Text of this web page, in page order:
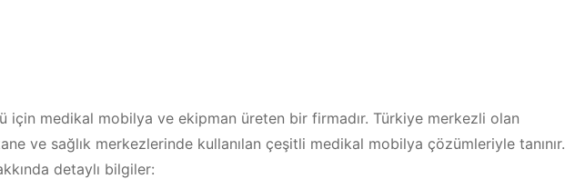
için medikal mobilya ve ekipman üreten bir firmadır. Türkiye merkezli olan
ve sağlık merkezlerinde kullanılan çeşitli medikal mobilya çözümleriyle tanınır.
detaylı bilgiler: